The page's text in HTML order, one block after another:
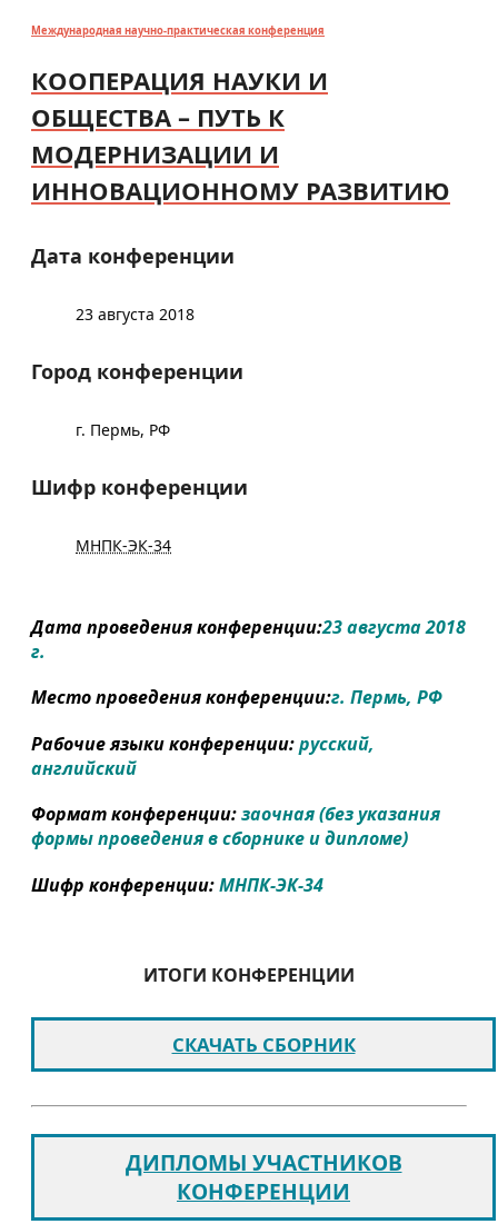
Международная научно-практическая конференция
КООПЕРАЦИЯ НАУКИ И
ОБЩЕСТВА – ПУТЬ К
МОДЕРНИЗАЦИИ И
ИННОВАЦИОННОМУ РАЗВИТИЮ
Дата конференции
23 августа 2018
Город конференции
г. Пермь, РФ
Шифр конференции
МНПК-ЭК-34
Дата проведения конференции:23 августа 2018
г.
Место проведения конференции:г. Пермь, РФ
Рабочие языки конференции:русский,
английский
Формат конференции:заочная (без указания
формы проведения в сборнике и дипломе)
Шифр конференции:МНПК-ЭК-34
ИТОГИ КОНФЕРЕНЦИИ
СКАЧАТЬ СБОРНИК
ДИПЛОМЫ УЧАСТНИКОВ
КОНФЕРЕНЦИИ